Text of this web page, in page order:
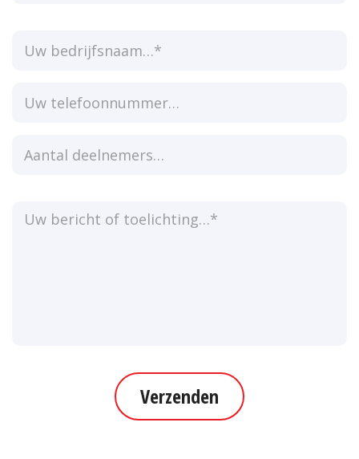
Verzenden